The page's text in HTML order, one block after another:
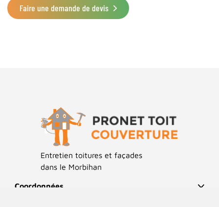
Hydrofuge façade incolore et coloré
Ravalement de façade
Artisan couvreur Morbihan 56
Urgence toiture
Ramonage
Panneaux solaires
Faire une demande de devis
Entretien toitures et façades
dans le Morbihan
Coordonnées